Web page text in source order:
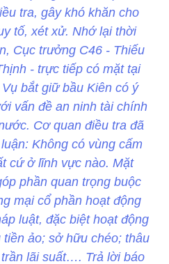
tra, gây khó khăn cho
tố, xét xử. Nhớ lại thời
Cục trưởng C46 - Thiếu
- trực tiếp có mặt tại
bắt giữ bầu Kiên có ý
vấn đề an ninh tài chính
Cơ quan điều tra đã
Không có vùng cấm
cứ ở lĩnh vực nào. Mặt
phần quan trọng buộc
mại cổ phần hoạt động
luật, đặc biệt hoạt động
ảo; sở hữu chéo; thâu
lãi suất…. Trả lời báo